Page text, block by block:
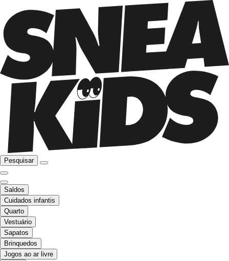
Pesquisar
Saldos
Cuidados infantis
Quarto
Vestuário
Sapatos
Brinquedos
Jogos ao ar livre